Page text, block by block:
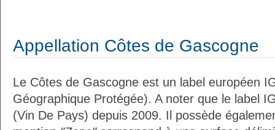
Appellation Côtes de Gascogne
Le Côtes de Gascogne est un label européen
Géographique Protégée). A noter que le label
(Vin De Pays) depuis 2009. Il possède